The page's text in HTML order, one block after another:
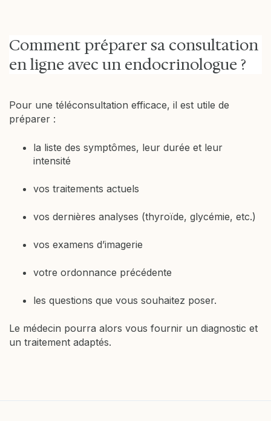
Comment préparer sa consultation
en ligne avec un endocrinologue ?
Pour une téléconsultation efficace, il est utile de
préparer :
la liste des symptômes, leur durée et leur
intensité
vos traitements actuels
vos dernières analyses (thyroïde, glycémie, etc.)
vos examens d’imagerie
votre ordonnance précédente
les questions que vous souhaitez poser.
Le médecin pourra alors vous fournir un diagnostic et
un traitement adaptés.